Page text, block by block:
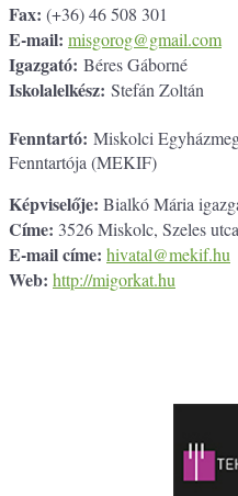
Fax: (+36) 46 508 301
E-mail: misgorog@gmail.com
Igazgató: Béres Gáborné
Iskolalelkész: Stefán Zoltán
Fenntartó: Miskolci
Fenntartója (MEKIF)
Képviselője: Bialkó Mária
Címe: 3526 Miskolc, Szeles
E-mail címe: hivatal@mekif.hu
Web: http://migorkat.hu